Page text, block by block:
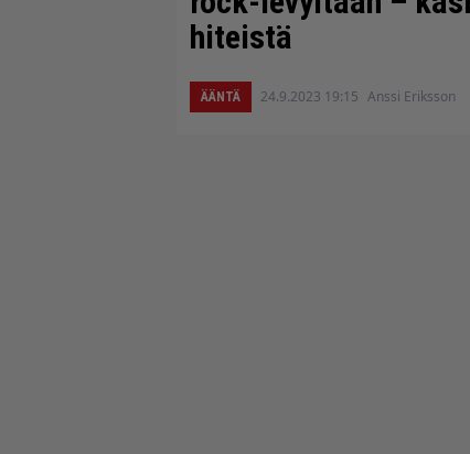
hiteistä
ÄÄNTÄ 24.9.2023 19:15 Anssi Eriksson